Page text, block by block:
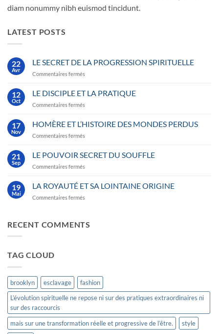
diam nonummy nibh euismod tincidunt.
LATEST POSTS
22
Avr
LE SECRET DE LA PROGRESSION SPIRITUELLE
Commentaires fermés
SECRET
DE
LA
SPIRITUELLE
12
Oct
LE DISCIPLE ET LA PRATIQUE
Commentaires fermés
DISCIPLE
ET
LA
17
Nov
HOMÈRE ET L’HISTOIRE DES MONDES PERDUS
Commentaires fermés
ET
L’HISTOIRE
DES
PERDUS
21
Sep
LE POUVOIR SECRET DU SOUFFLE
Commentaires fermés
POUVOIR
SECRET
DU
19
Mai
LA ROYAUTÉ ET SA LOINTAINE ORIGINE
Commentaires fermés
ET
RECENT COMMENTS
TAG CLOUD
brooklyn esclavage
fashion
L’évolution spirituelle ne repose ni sur des pratiques extraordinaires ni
sur des raccourcis
mais sur une transformation réelle et progressive de l’être.
style